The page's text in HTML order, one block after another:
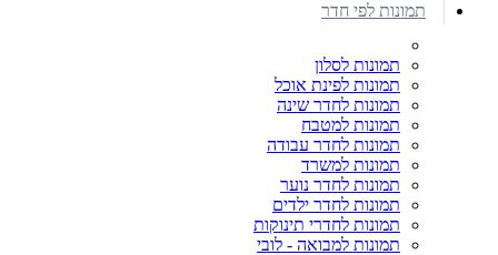
תמונות לפי חדר
תמונות לסלון
תמונות לפינת אוכל
תמונות לחדר שינה
תמונות למטבח
תמונות לחדר עבודה
תמונות למשרד
תמונות לחדר נוער
תמונות לחדר ילדים
תמונות לחדרי תינוקות
תמונות למבואה - לובי